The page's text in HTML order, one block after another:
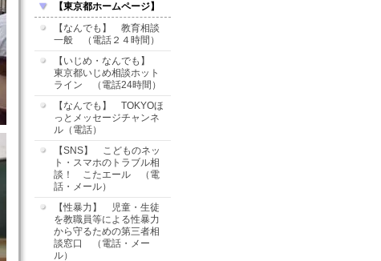
【東京都ホームページ】
【なんでも】 教育相談
一般 （電話２４時間）
【いじめ・なんでも】
東京都いじめ相談ホット
ライン （電話24時間）
【なんでも】 TOKYOほ
っとメッセージチャンネ
ル（電話）
【SNS】 こどものネッ
ト・スマホのトラブル相
談！ こたエール （電
話・メール）
【性暴力】 児童・生徒
を教職員等による性暴力
から守るための第三者相
談窓口 （電話・メー
ル）